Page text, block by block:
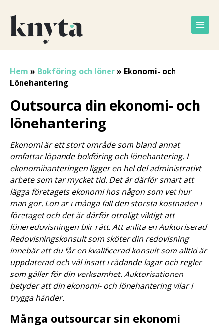
Hem » Bokföring och löner» Ekonomi- och
Lönehantering
Outsourca din ekonomi- och
lönehantering
Ekonomi är ett stort område som bland annat
omfattar löpande bokföring och lönehantering. I
ekonomihanteringen ligger en hel del administrativt
arbete som tar mycket tid. Det är därför smart att
lägga företagets ekonomi hos någon som vet hur
man gör. Lön är i många fall den största kostnaden i
företaget och det är därför otroligt viktigt att
löneredovisningen blir rätt. Att anlita en Auktoriserad
Redovisningskonsult som sköter din redovisning
innebär att du får en kvalificerad konsult som alltid är
uppdaterad och väl insatt i rådande lagar och regler
som gäller för din verksamhet. Auktorisationen
betyder att din ekonomi- och lönehantering vilar i
trygga händer.
Många outsourcar sin ekonomi